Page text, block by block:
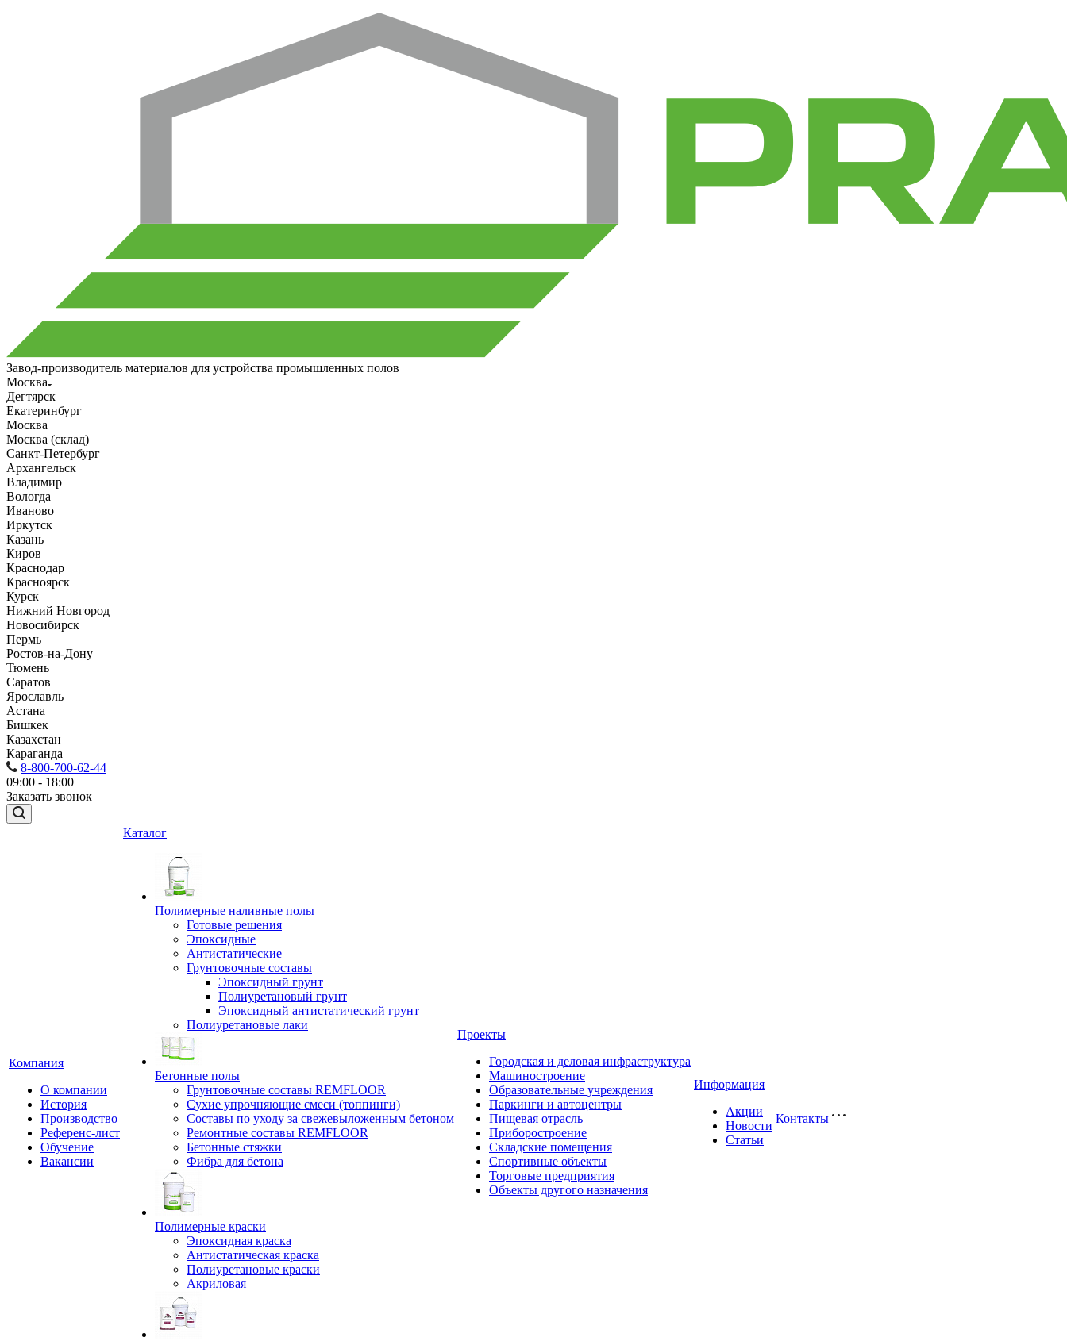
Завод-производитель материалов для устройства промышленных полов
Москва
Дегтярск
Екатеринбург
Москва
Москва (склад)
Санкт-Петербург
Архангельск
Владимир
Вологда
Иваново
Иркутск
Казань
Киров
Краснодар
Красноярск
Курск
Нижний Новгород
Новосибирск
Пермь
Ростов-на-Дону
Тюмень
Саратов
Ярославль
Астана
Бишкек
Казахстан
Караганда
8-800-700-62-44
09:00 - 18:00
Заказать звонок
Компания
О компании
История
Производство
Референс-лист
Обучение
Вакансии
Каталог
Полимерные наливные полы
Готовые решения
Эпоксидные
Антистатические
Грунтовочные составы
Эпоксидный грунт
Полиуретановый грунт
Эпоксидный антистатический грунт
Полиуретановые лаки
Бетонные полы
Грунтовочные составы REMFLOOR
Сухие упрочняющие смеси (топпинги)
Составы по уходу за свежевыложенным бетоном
Ремонтные составы REMFLOOR
Бетонные стяжки
Фибра для бетона
Полимерные краски
Эпоксидная краска
Антистатическая краска
Полиуретановые краски
Акриловая
Проекты
Городская и деловая инфраструктура
Машиностроение
Образовательные учреждения
Паркинги и автоцентры
Пищевая отрасль
Приборостроение
Складские помещения
Спортивные объекты
Торговые предприятия
Объекты другого назначения
Информация
Акции
Новости
Статьи
Контакты